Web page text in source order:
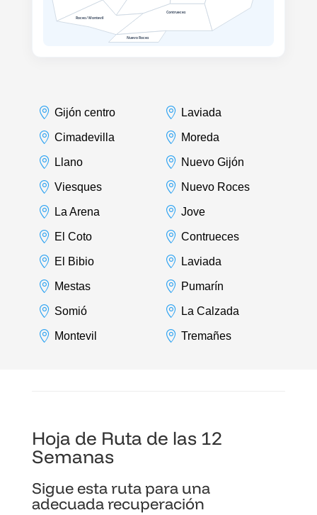
Contrueces
Roces / Montevil
Nuevo Roces
 Gijón centro
 Cimadevilla
 Llano
 Viesques
 La Arena
 El Coto
 El Bibio
 Mestas
 Somió
 Montevil
 Laviada
 Moreda
 Nuevo Gijón
 Nuevo Roces
 Jove
 Contrueces
 Laviada
 Pumarín
 La Calzada
 Tremañes
Hoja de Ruta de las 12
Semanas
Sigue esta ruta para una
adecuada recuperación